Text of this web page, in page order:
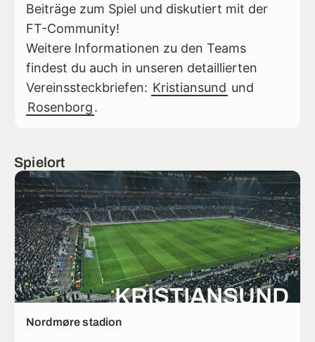
Beiträge zum Spiel und diskutiert mit der
FT-Community!
Weitere Informationen zu den Teams
findest du auch in unseren detaillierten
Vereinssteckbriefen: Kristiansund und
Rosenborg.
Spielort
KRISTIANSUND
Nordmøre stadion